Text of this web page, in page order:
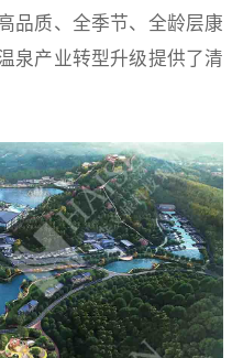
品质、全季节、全龄层康
泉产业转型升级提供了清